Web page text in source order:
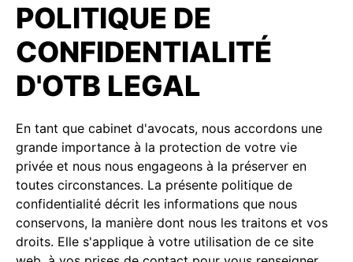
POLITIQUE DE
CONFIDENTIALITÉ
D'OTB LEGAL
En tant que cabinet d'avocats, nous accordons une
grande importance à la protection de votre vie
privée et nous nous engageons à la préserver en
toutes circonstances. La présente politique de
confidentialité décrit les informations que nous
conservons, la manière dont nous les traitons et vos
droits. Elle s'applique à votre utilisation de ce site